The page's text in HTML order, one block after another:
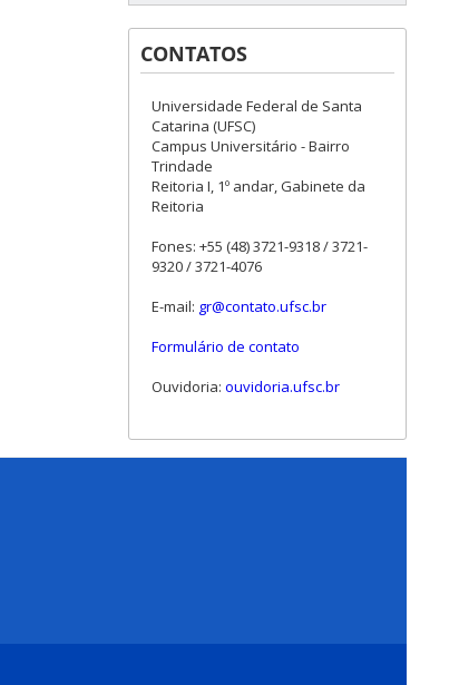
CONTATOS
Universidade Federal de Santa
Catarina (UFSC)
Campus Universitário - Bairro
Trindade
Reitoria I, 1º andar, Gabinete da
Reitoria
Fones: +55 (48) 3721-9318 / 3721-
9320 / 3721-4076
E-mail: gr@contato.ufsc.br
Formulário de contato
Ouvidoria: ouvidoria.ufsc.br